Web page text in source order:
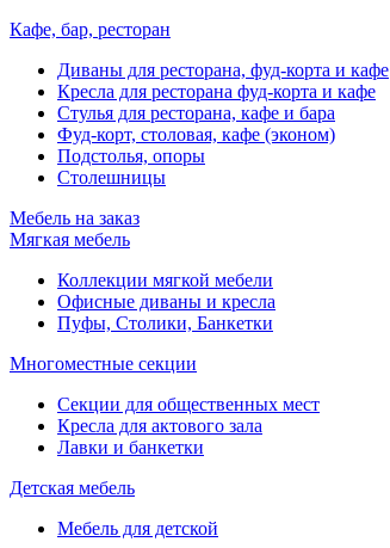
Кафе, бар, ресторан
Диваны для ресторана, фуд-корта и кафе
Кресла для ресторана фуд-корта и кафе
Стулья для ресторана, кафе и бара
Фуд-корт, столовая, кафе (эконом)
Подстолья, опоры
Столешницы
Мебель на заказ
Мягкая мебель
Коллекции мягкой мебели
Офисные диваны и кресла
Пуфы, Столики, Банкетки
Многоместные секции
Секции для общественных мест
Кресла для актового зала
Лавки и банкетки
Детская мебель
Мебель для детской